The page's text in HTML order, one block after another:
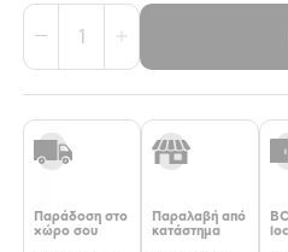
1
Παράδοση στο
χώρο σου
Παραλαβή από
κατάστημα